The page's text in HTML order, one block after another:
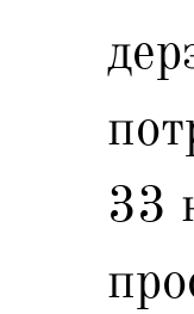
33